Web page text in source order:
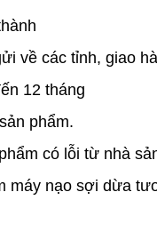
về các tỉnh, giao
12 tháng
phẩm.
có lỗi từ nhà
máy nạo sợi dừa